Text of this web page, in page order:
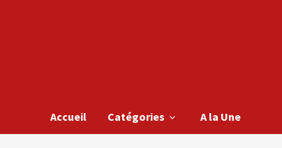
Accueil Catégories A la Une